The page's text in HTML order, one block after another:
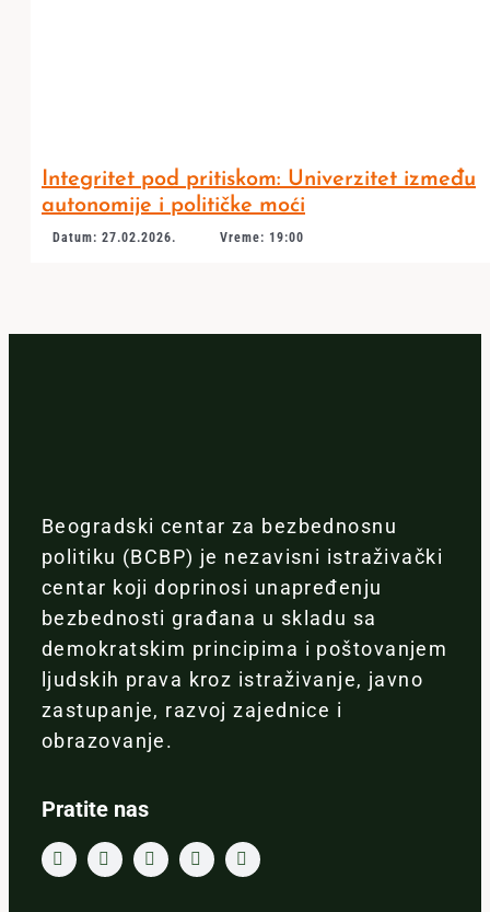
Integritet pod pritiskom: Univerzitet između
autonomije i političke moći
Datum: 27.02.2026. Vreme: 19:00
Beogradski centar za bezbednosnu
politiku (BCBP) je nezavisni istraživački
centar koji doprinosi unapređenju
bezbednosti građana u skladu sa
demokratskim principima i poštovanjem
ljudskih prava kroz istraživanje, javno
zastupanje, razvoj zajednice i
obrazovanje.
Pratite nas